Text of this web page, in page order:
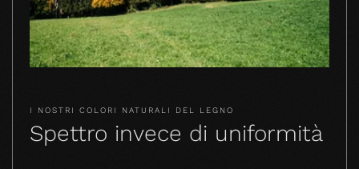
I NOSTRI COLORI NATURALI DEL LEGNO
Spettro invece di uniformità